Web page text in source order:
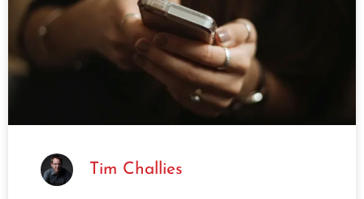
Tim Challies